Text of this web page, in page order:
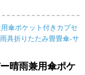
ます。紫外線対策パ
ラソルが三つ折りに
なっています。
晴雨兼用傘ポケ